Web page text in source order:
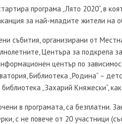
програма „Лято 2020“, в
за най-младите жители на
събития, организирани от
Центъра за подкрепа
център по
Библиотека „Родина“ –
библиотека „Захарий Княжески“,
в програмата, са безплатни.
с не повече от 20 участници